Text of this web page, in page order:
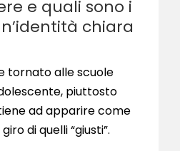
e quali sono i
chiara
tornato alle scuole
piuttosto
ad apparire come
di quelli “giusti”.